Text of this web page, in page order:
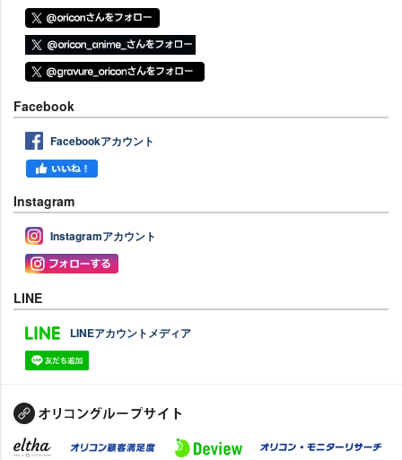
Facebook
Facebookアカウント
Instagram
Instagramアカウント
LINE
LINEアカウントメディア